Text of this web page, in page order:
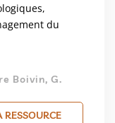
du
Boivin, G.
RESSOURCE